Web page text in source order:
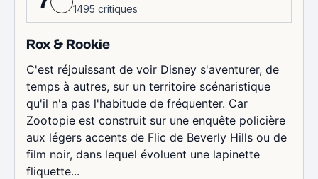
1495 critiques
Rox & Rookie
C'est réjouissant de voir Disney s'aventurer, de
temps à autres, sur un territoire scénaristique
qu'il n'a pas l'habitude de fréquenter. Car
Zootopie est construit sur une enquête policière
aux légers accents de Flic de Beverly Hills ou de
film noir, dans lequel évoluent une lapinette
fliquette...